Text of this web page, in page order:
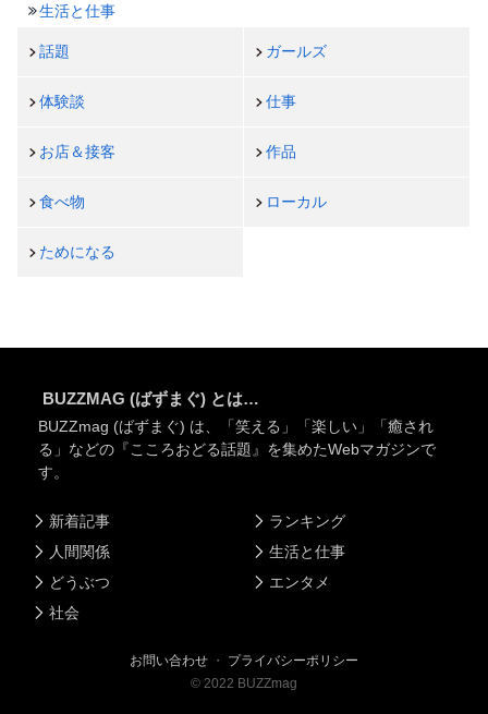
生活と仕事
話題 ガールズ
体験談 仕事
お店＆接客 作品
食べ物 ローカル
ためになる
BUZZMAG (ばずまぐ) とは…
BUZZmag (ばずまぐ) は、「笑える」「楽しい」「癒され
る」などの『こころおどる話題』を集めたWebマガジンで
す。
新着記事
人間関係
どうぶつ
社会
ランキング
生活と仕事
エンタメ
お問い合わせ ・ プライバシーポリシー
© 2022 BUZZmag